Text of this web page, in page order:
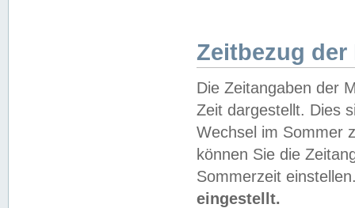
Zeitbezug der
Die Zeitangaben der
Zeit dargestellt. Dies
Wechsel im Sommer
können Sie die
Sommerzeit
eingestellt.